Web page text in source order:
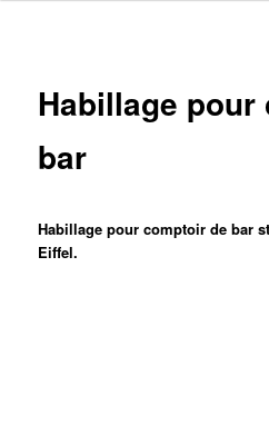
Habillage
bar
Habillage pour comptoir de bar
Eiffel.